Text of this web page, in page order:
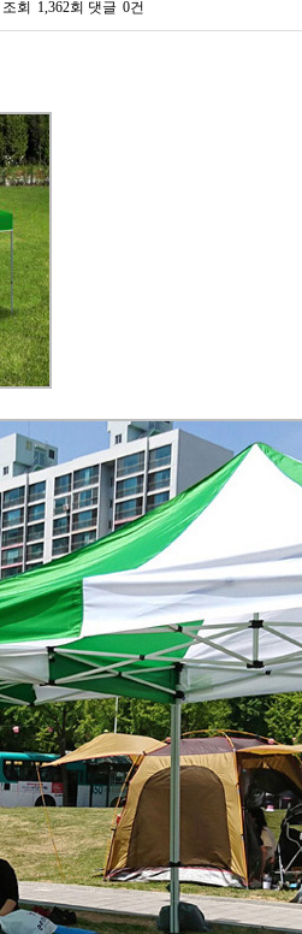
조회 1,362회 댓글 0건